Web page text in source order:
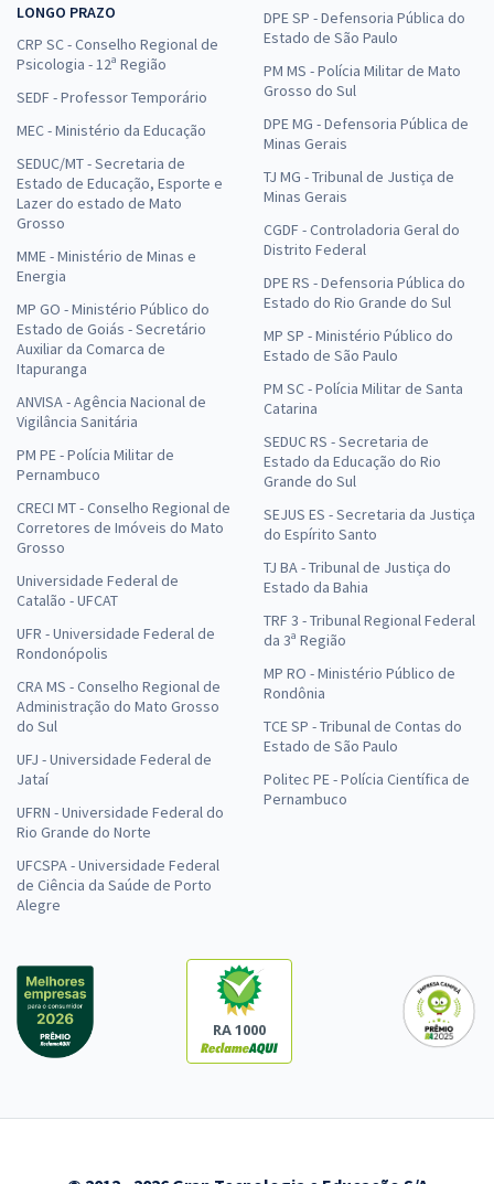
LONGO PRAZO
CRP SC - Conselho Regional de
Psicologia - 12ª Região
SEDF - Professor Temporário
MEC - Ministério da Educação
SEDUC/MT - Secretaria de
Estado de Educação, Esporte e
Lazer do estado de Mato
Grosso
MME - Ministério de Minas e
Energia
MP GO - Ministério Público do
Estado de Goiás - Secretário
Auxiliar da Comarca de
Itapuranga
ANVISA - Agência Nacional de
Vigilância Sanitária
PM PE - Polícia Militar de
Pernambuco
CRECI MT - Conselho Regional de
Corretores de Imóveis do Mato
Grosso
Universidade Federal de
Catalão - UFCAT
UFR - Universidade Federal de
Rondonópolis
CRA MS - Conselho Regional de
Administração do Mato Grosso
do Sul
UFJ - Universidade Federal de
Jataí
UFRN - Universidade Federal do
Rio Grande do Norte
UFCSPA - Universidade Federal
de Ciência da Saúde de Porto
Alegre
DPE SP - Defensoria Pública do
Estado de São Paulo
PM MS - Polícia Militar de Mato
Grosso do Sul
DPE MG - Defensoria Pública de
Minas Gerais
TJ MG - Tribunal de Justiça de
Minas Gerais
CGDF - Controladoria Geral do
Distrito Federal
DPE RS - Defensoria Pública do
Estado do Rio Grande do Sul
MP SP - Ministério Público do
Estado de São Paulo
PM SC - Polícia Militar de Santa
Catarina
SEDUC RS - Secretaria de
Estado da Educação do Rio
Grande do Sul
SEJUS ES - Secretaria da Justiça
do Espírito Santo
TJ BA - Tribunal de Justiça do
Estado da Bahia
TRF 3 - Tribunal Regional Federal
da 3ª Região
MP RO - Ministério Público de
Rondônia
TCE SP - Tribunal de Contas do
Estado de São Paulo
Politec PE - Polícia Científica de
Pernambuco
RA 1000